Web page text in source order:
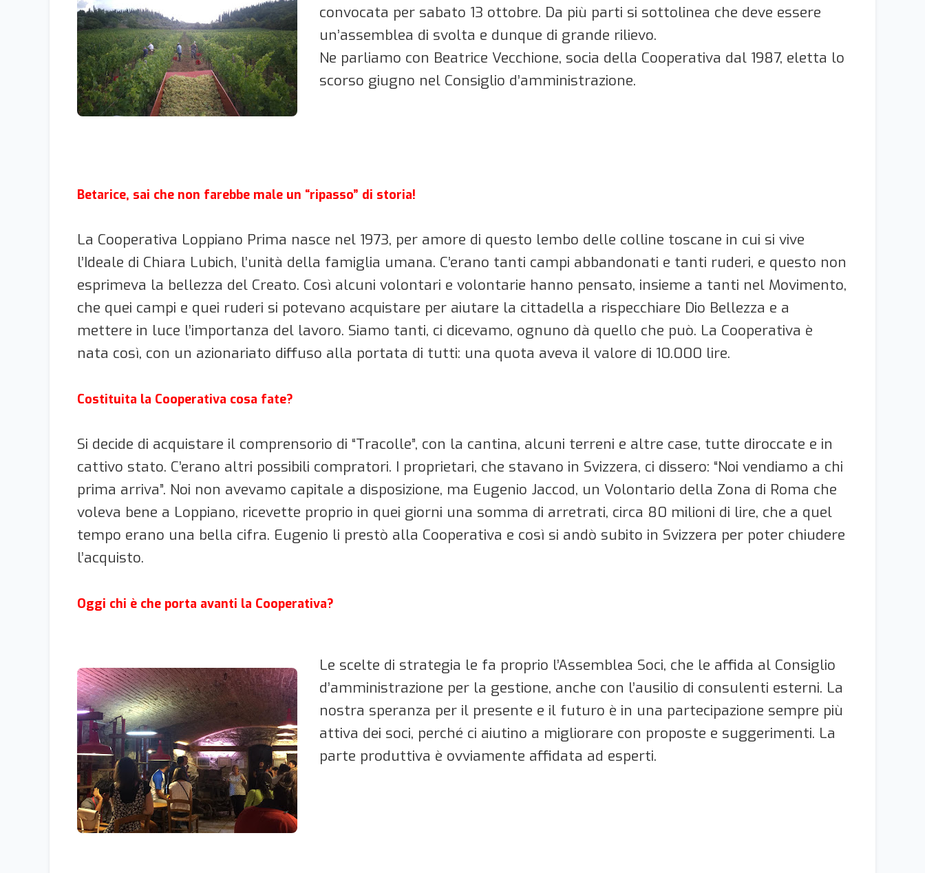
convocata per sabato 13 ottobre. Da più parti si sottolinea che deve essere
un’assemblea di svolta e dunque di grande rilievo.
Ne parliamo con Beatrice Vecchione, socia della Cooperativa dal 1987, eletta lo
scorso giugno nel Consiglio d’amministrazione.
Betarice, sai che non farebbe male un “ripasso” di storia!
La Cooperativa Loppiano Prima nasce nel 1973, per amore di questo lembo delle colline toscane in cui si vive
l’Ideale di Chiara Lubich, l’unità della famiglia umana. C’erano tanti campi abbandonati e tanti ruderi, e questo non
esprimeva la bellezza del Creato. Così alcuni volontari e volontarie hanno pensato, insieme a tanti nel Movimento,
che quei campi e quei ruderi si potevano acquistare per aiutare la cittadella a rispecchiare Dio Bellezza e a
mettere in luce l’importanza del lavoro. Siamo tanti, ci dicevamo, ognuno dà quello che può. La Cooperativa è
nata così, con un azionariato diffuso alla portata di tutti: una quota aveva il valore di 10.000 lire.
Costituita la Cooperativa cosa fate?
Si decide di acquistare il comprensorio di “Tracolle”, con la cantina, alcuni terreni e altre case, tutte diroccate e in
cattivo stato. C’erano altri possibili compratori. I proprietari, che stavano in Svizzera, ci dissero: “Noi vendiamo a chi
prima arriva”. Noi non avevamo capitale a disposizione, ma Eugenio Jaccod, un Volontario della Zona di Roma che
voleva bene a Loppiano, ricevette proprio in quei giorni una somma di arretrati, circa 80 milioni di lire, che a quel
tempo erano una bella cifra. Eugenio li prestò alla Cooperativa e così si andò subito in Svizzera per poter chiudere
l’acquisto.
Oggi chi è che porta avanti la Cooperativa?
Le scelte di strategia le fa proprio l’Assemblea Soci, che le affida al Consiglio
d’amministrazione per la gestione, anche con l’ausilio di consulenti esterni. La
nostra speranza per il presente e il futuro è in una partecipazione sempre più
attiva dei soci, perché ci aiutino a migliorare con proposte e suggerimenti. La
parte produttiva è ovviamente affidata ad esperti.